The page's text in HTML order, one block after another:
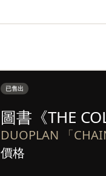
已售出
圖書《THE
DUOPLAN 「
價格